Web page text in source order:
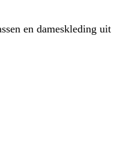
en dameskleding uit